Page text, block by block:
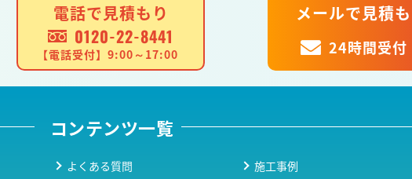
電話で見積もり
0120-22-8441
【電話受付】9:00～17:00
メールで見積
24時間受付
コンテンツ一覧
よくある質問
施工事例